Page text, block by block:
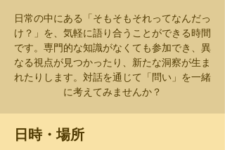
日常の中にある「そもそもそれってなんだっ
け？」を、気軽に語り合うことができる時間
です。専門的な知識がなくても参加でき、異
なる視点が見つかったり、新たな洞察が生ま
れたりします。対話を通じて「問い」を一緒
に考えてみませんか？
日時・場所